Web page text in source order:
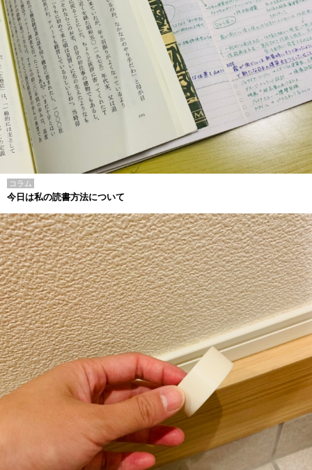
コラム
今日は私の読書方法について